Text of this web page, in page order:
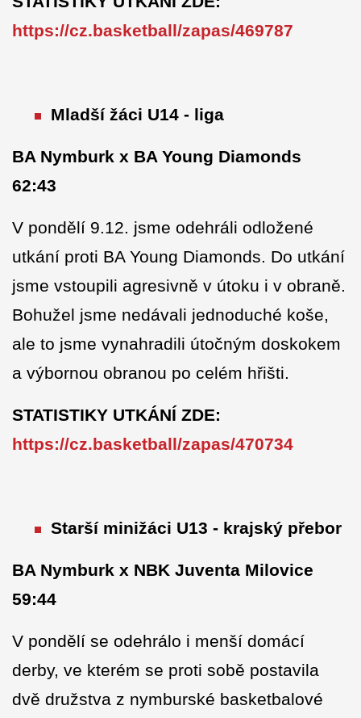
https://cz.basketball/zapas/469787
Mladší žáci U14 - liga
BA Nymburk x BA Young Diamonds
62:43
V pondělí 9.12. jsme odehráli odložené
utkání proti BA Young Diamonds. Do utkání
jsme vstoupili agresivně v útoku i v obraně.
Bohužel jsme nedávali jednoduché koše,
ale to jsme vynahradili útočným doskokem
a výbornou obranou po celém hřišti.
STATISTIKY UTKÁNÍ ZDE:
https://cz.basketball/zapas/470734
Starší minižáci U13 - krajský přebor
BA Nymburk x NBK Juventa Milovice
59:44
V pondělí se odehrálo i menší domácí
derby, ve kterém se proti sobě postavila
dvě družstva z nymburské basketbalové